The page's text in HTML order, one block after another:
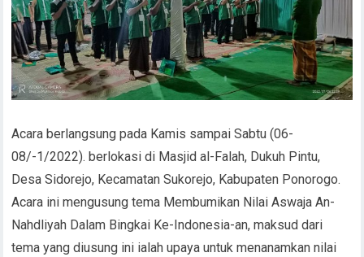
Acara berlangsung pada Kamis sampai Sabtu (06-
08/-1/2022). berlokasi di Masjid al-Falah, Dukuh Pintu,
Desa Sidorejo, Kecamatan Sukorejo, Kabupaten Ponorogo.
Acara ini mengusung tema Membumikan Nilai Aswaja An-
Nahdliyah Dalam Bingkai Ke-Indonesia-an, maksud dari
tema yang diusung ini ialah upaya untuk menanamkan nilai